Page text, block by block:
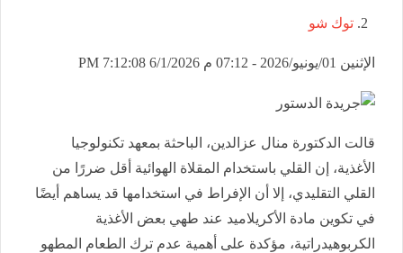
توك شو
الإثنين 01/يونيو/2026 - 07:12 م 6/1/2026 7:12:08 PM
قالت الدكتورة منال عزالدين، الباحثة بمعهد تكنولوجيا
الأغذية، إن القلي باستخدام المقلاة الهوائية أقل ضررًا من
القلي التقليدي، إلا أن الإفراط في استخدامها قد يساهم أيضًا
في تكوين مادة الأكريلاميد عند طهي بعض الأغذية
الكربوهيدراتية، مؤكدة على أهمية عدم ترك الطعام المطهو